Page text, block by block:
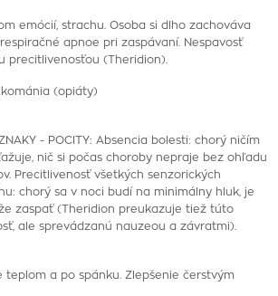
emócií, strachu. Osoba si dlho zachováva
apnoe pri zaspávaní. Nespavosť
precitlivenosťou (Theridion).
(opiáty)
ZNAKY - POCITY: Absencia bolesti: chorý ničím
nič si počas choroby nepraje bez ohľadu
Precitlivenosť všetkých senzorických
chorý sa v noci budí na minimálny hluk, je
zaspať (Theridion preukazuje tiež túto
ale sprevádzanú nauzeou a závratmi).
teplom a po spánku. Zlepšenie čerstvým